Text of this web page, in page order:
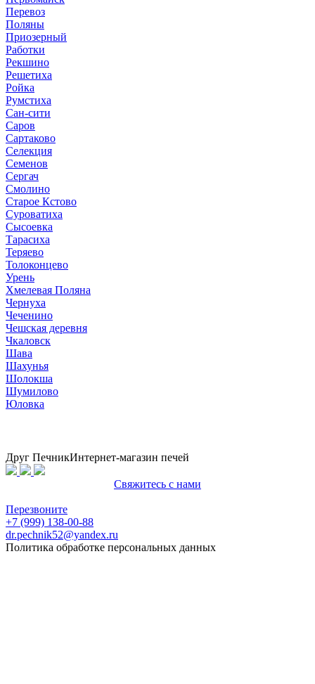
Перевоз
Поляны
Приозерный
Работки
Рекшино
Решетиха
Ройка
Румстиха
Сан-сити
Саров
Сартаково
Селекция
Семенов
Сергач
Смолино
Старое Кстово
Суроватиха
Сысоевка
Тарасиха
Теряево
Толоконцево
Урень
Хмелевая Поляна
Чернуха
Чеченино
Чешская деревня
Чкаловск
Шава
Шахунья
Шолокша
Шумилово
Юловка
Друг ПечникИнтернет-магазин печей
Свяжитесь с нами
Перезвоните
+7 (999) 138-00-88
dr.pechnik52@yandex.ru
Политика обработке персональных данных